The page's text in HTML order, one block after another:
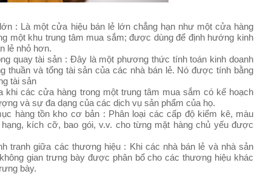
: Là một cửa hiệu bán lẻ lớn chẳng hạn như một cửa hàng
một khu trung tâm mua sắm; được dùng để định hướng kinh
lẻ nhỏ hơn.
quay tài sản : Đây là một phương thức tính toán kinh doanh
thuần và tổng tài sản của các nhà bán lẻ. Nó được tính bằng
tài sản
khi các cửa hàng trong một trung tâm mua sắm có kế hoạch
và sự đa dạng của các dịch vụ sản phẩm của họ.
hàng tồn kho cơ bản : Phân loại các cấp độ kiểm kê, màu
kích cỡ, bao gói, v.v. cho từng mặt hàng chủ yếu được
tranh giữa các thương hiệu : Khi các nhà bán lẻ và nhà sản
gian trưng bày được phân bổ cho các thương hiệu khác
bày.